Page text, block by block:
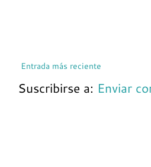
Entrada más reciente
Suscribirse a: Enviar